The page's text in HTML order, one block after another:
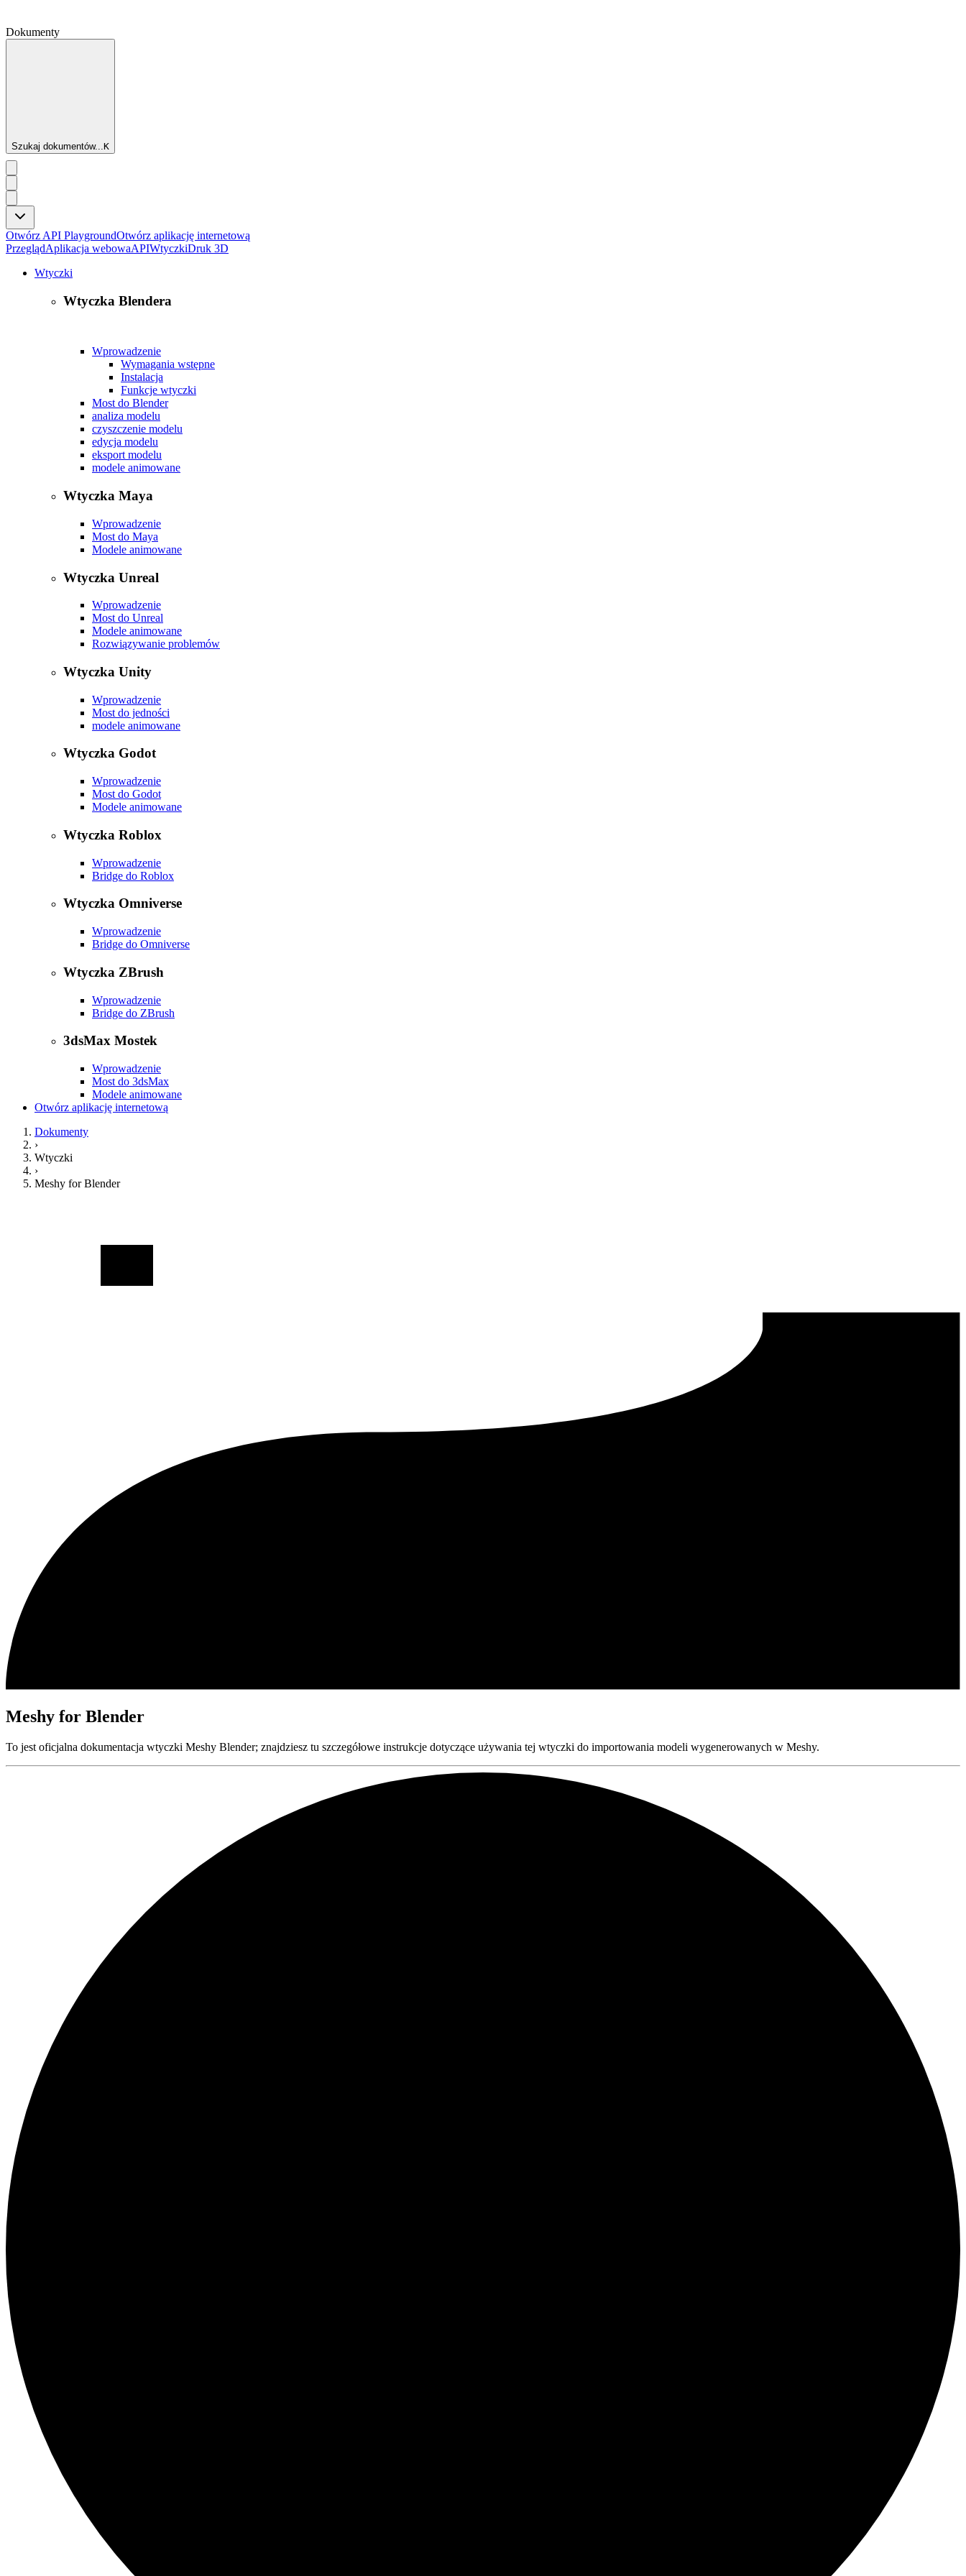
Dokumenty
Szukaj dokumentów...K
Otwórz API PlaygroundOtwórz aplikację internetową
PrzeglądAplikacja webowaAPIWtyczkiDruk 3D
Wtyczki
Wtyczka Blendera
Wprowadzenie
Wymagania wstępne
Instalacja
Funkcje wtyczki
Most do Blender
analiza modelu
czyszczenie modelu
edycja modelu
eksport modelu
modele animowane
Wtyczka Maya
Wprowadzenie
Most do Maya
Modele animowane
Wtyczka Unreal
Wprowadzenie
Most do Unreal
Modele animowane
Rozwiązywanie problemów
Wtyczka Unity
Wprowadzenie
Most do jedności
modele animowane
Wtyczka Godot
Wprowadzenie
Most do Godot
Modele animowane
Wtyczka Roblox
Wprowadzenie
Bridge do Roblox
Wtyczka Omniverse
Wprowadzenie
Bridge do Omniverse
Wtyczka ZBrush
Wprowadzenie
Bridge do ZBrush
3dsMax Mostek
Wprowadzenie
Most do 3dsMax
Modele animowane
Otwórz aplikację internetową
Dokumenty
›
Wtyczki
›
Meshy for Blender
Meshy for Blender
To jest oficjalna dokumentacja wtyczki Meshy Blender; znajdziesz tu szczegółowe instrukcje dotyczące używania tej wtyczki do importowania modeli wygenerowanych w Meshy.